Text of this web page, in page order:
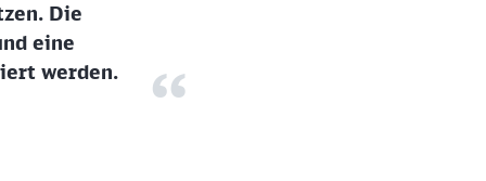
Die
eine
werden.